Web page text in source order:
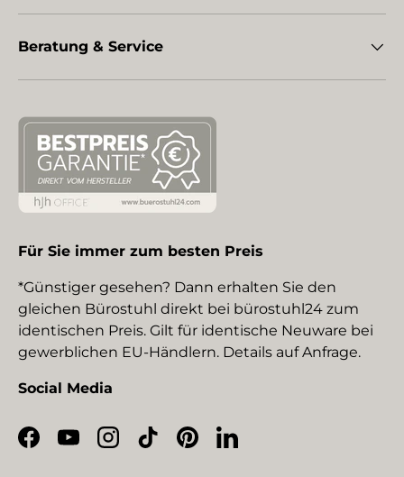
Beratung & Service
Für Sie immer zum besten Preis
*Günstiger gesehen? Dann erhalten Sie den
gleichen Bürostuhl direkt bei bürostuhl24 zum
identischen Preis. Gilt für identische Neuware bei
gewerblichen EU-Händlern. Details auf Anfrage.
Social Media
Facebook
YouTubeInstagram
TikTokPinterestLinkedIn